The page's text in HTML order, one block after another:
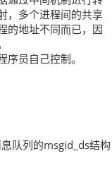
，多个进程间的共享
的地址不同而已，因
员自己控制。
队列的msgid_ds结构